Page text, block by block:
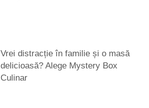
Vrei distracție în familie și o masă
delicioasă? Alege Mystery Box
Culinar